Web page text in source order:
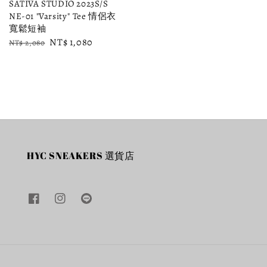
SATIVA STUDIO 2023S/S
NE-01 "Varsity" Tee 情侶衣
寬鬆短袖
Regular
NT$ 2,080 Sale
NT$ 1,080
HYC SNEAKERS 選貨店